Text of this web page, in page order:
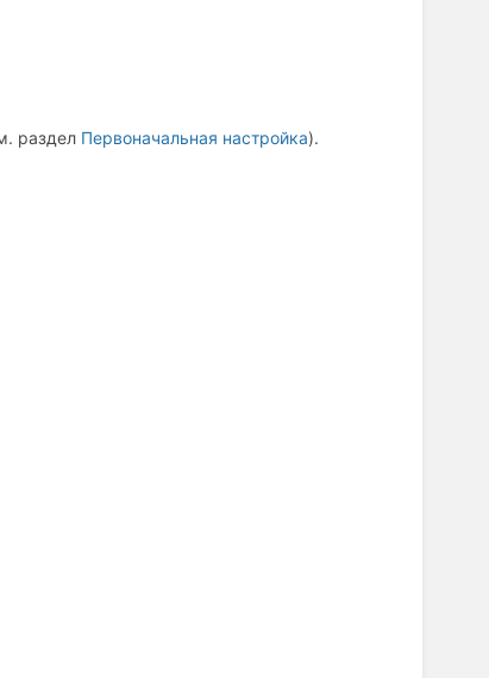
раздел Первоначальная настройка).